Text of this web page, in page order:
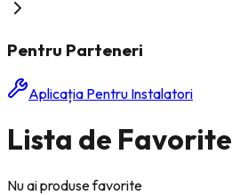
Pentru Parteneri
Aplicația Pentru Instalatori
Lista de Favorite
Nu ai produse favorite